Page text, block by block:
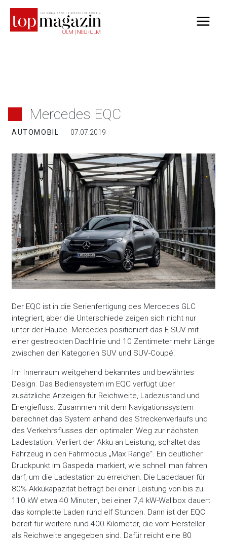
Inhalt
springen
Mercedes EQC
AUTOMOBIL 07.07.2019
Der EQC ist in die Serienfertigung des Mercedes GLC
integriert, aber die Unterschiede zeigen sich nicht nur
unter der Haube. Mercedes positioniert das E-SUV mit
einer gestreckten Dachlinie und 10 Zentimeter mehr Länge
zwischen den Kategorien SUV und SUV-Coupé.
Im Innenraum weitgehend bekanntes und bewährtes
Design. Das Bediensystem im EQC verfügt über
zusätzliche Anzeigen für Reichweite, Ladezustand und
Energiefluss. Zusammen mit dem Navigationssystem
berechnet das System anhand des Streckenverlaufs und
des Verkehrsflusses den optimalen Weg zur nächsten
Ladestation. Verliert der Akku an Leistung, schaltet das
Fahrzeug in den Fahrmodus „Max Range“. Ein deutlicher
Druckpunkt im Gaspedal markiert, wie schnell man fahren
darf, um die Ladestation zu erreichen. Die Ladedauer für
80% Akkukapazität beträgt bei einer Leistung von bis zu
110 kW etwa 40 Minuten, bei einer 7,4 kW-Wallbox dauert
das komplette Laden rund elf Stunden. Dann ist der EQC
bereit für weitere rund 400 Kilometer, die vom Hersteller
als Reichweite angegeben sind. Dafür reicht eine 80